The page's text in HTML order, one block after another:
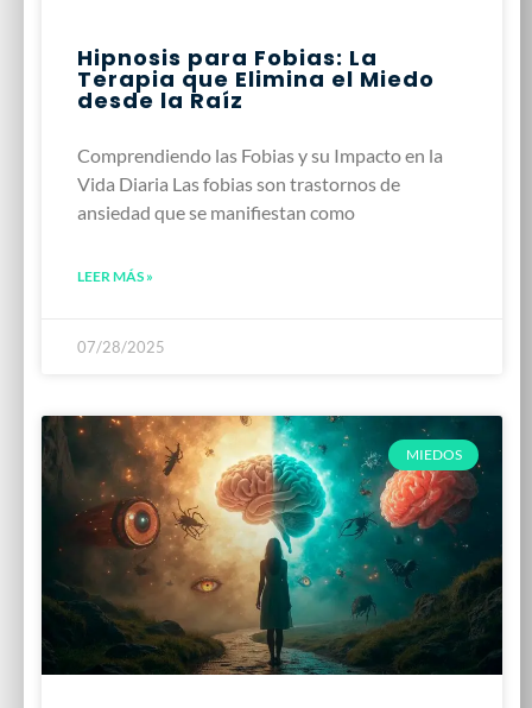
Hipnosis para Fobias: La
Terapia que Elimina el Miedo
desde la Raíz
Comprendiendo las Fobias y su Impacto en la
Vida Diaria Las fobias son trastornos de
ansiedad que se manifiestan como
LEER MÁS »
07/28/2025
MIEDOS